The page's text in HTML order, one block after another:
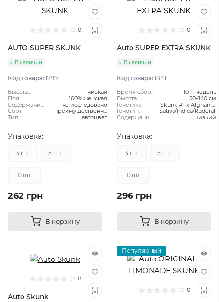
0
AUTO SUPER SKUNK
В наличии
Код товара: 1799
Высота
растения:
низкая
Пол:
100% женская
Содержание
ТГК:
не исследовано
Сорт:
преимущественно
Indica
Тип: автоцвет
Упаковка:
3 шт. 5 шт.
10 шт.
262 грн
В корзину
0
Auto SUPER EXTRA SKUNK
В наличии
Код товара: 1841
Время сбора
урожая в
открытом
грунте:
10-11 недель
Высота
растения:
50–140 см
Генетика:
Skunk #1 x Afghani x
Ruderalis
Генотип:
Sativa/Indica/Ruderalis
Содержание
низкий
Упаковка:
3 шт. 5 шт.
10 шт.
296 грн
В корзину
0
Auto Skunk
Популярный
0